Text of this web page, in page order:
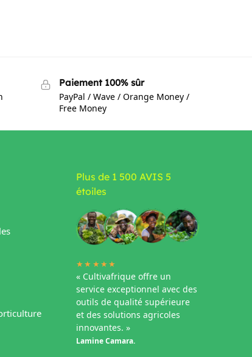
Paiement 100% sûr
PayPal / Wave / Orange Money /
Free Money
Plus de 1 500 AVIS 5
étoiles
★★★★★
« Cultivafrique offre un
service exceptionnel avec des
outils de qualité supérieure
et des solutions agricoles
innovantes. »
Lamine Camara.